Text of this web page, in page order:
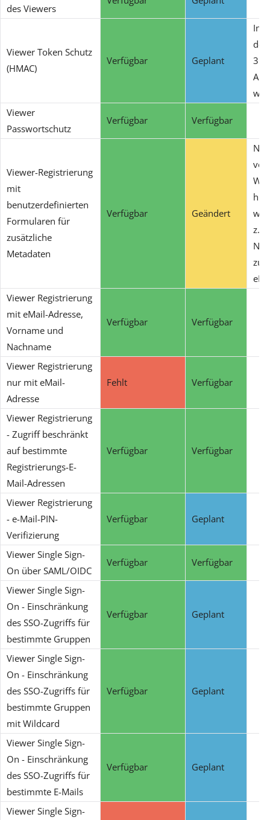
des Viewers
Viewer Token Schutz
(HMAC)
Verfügbar Geplant
3rd
wie
Viewer
Passwortschutz
Verfügbar Verfügbar
Viewer-Registrierung
mit
benutzerdefinierten
Formularen für
zusätzliche
Metadaten
Verfügbar Geändert
Nur
Viewer Registrierung
mit eMail-Adresse,
Vorname und
Nachname
Verfügbar Verfügbar
Viewer Registrierung
nur mit eMail-
Adresse
Fehlt Verfügbar
Viewer Registrierung
- Zugriff beschränkt
auf bestimmte
Registrierungs-E-
Mail-Adressen
Verfügbar Verfügbar
Viewer Registrierung
- e-Mail-PIN-
Verifizierung
Verfügbar Geplant
Viewer Single Sign-
On über SAML/OIDC
Verfügbar Verfügbar
Viewer Single Sign-
On - Einschränkung
des SSO-Zugriffs für
bestimmte Gruppen
Verfügbar Geplant
Viewer Single Sign-
On - Einschränkung
des SSO-Zugriffs für
bestimmte Gruppen
mit Wildcard
Verfügbar Geplant
Viewer Single Sign-
On - Einschränkung
des SSO-Zugriffs für
bestimmte E-Mails
Verfügbar Geplant
Viewer Single Sign-